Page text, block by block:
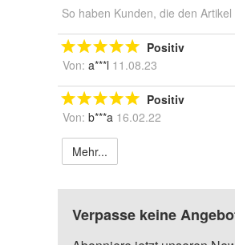
So haben Kunden, die den
Positiv
Von: a***l 11.08.23
Positiv
Von: b***a 16.02.22
Mehr...
Verpasse keine